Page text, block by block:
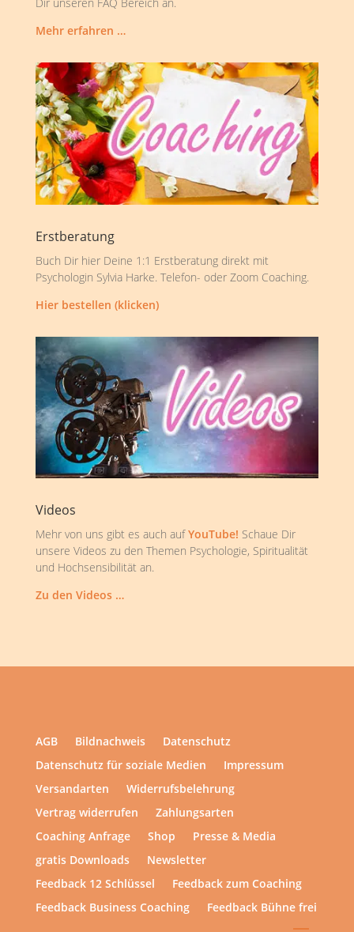
Dir unseren FAQ Bereich an.
Mehr erfahren …
Erstberatung
Buch Dir hier Deine 1:1 Erstberatung direkt mit
Psychologin Sylvia Harke. Telefon- oder Zoom Coaching.
Hier bestellen (klicken)
Videos
Mehr von uns gibt es auch aufYouTube! Schaue Dir
unsere Videos zu den Themen Psychologie, Spiritualität
und Hochsensibilität an.
Zu den Videos …
AGB Bildnachweis
Datenschutz
Datenschutz für soziale Medien
Impressum
Versandarten
Widerrufsbelehrung
Vertrag widerrufen
Zahlungsarten
Coaching Anfrage
Shop
Presse & Media
gratis Downloads
Newsletter
Feedback 12 Schlüssel
Feedback zum Coaching
Feedback Business Coaching
Feedback Bühne frei